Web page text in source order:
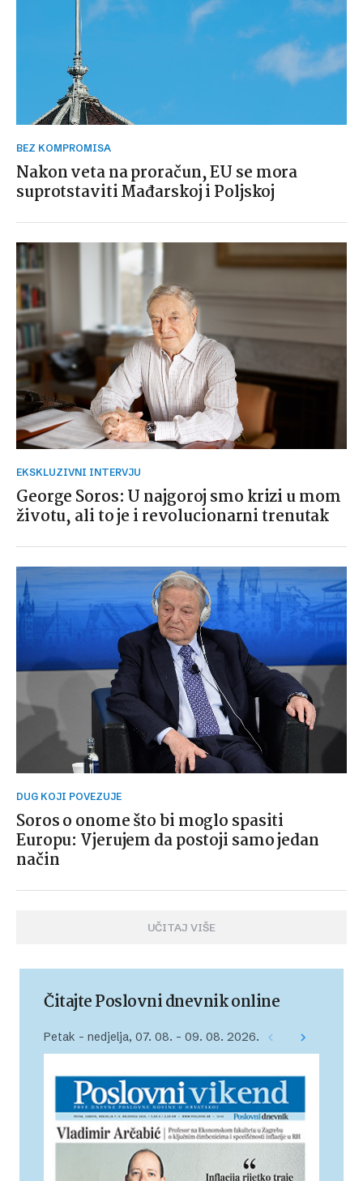
BEZ KOMPROMISA
Nakon veta na proračun, EU se mora
suprotstaviti Mađarskoj i Poljskoj
EKSKLUZIVNI INTERVJU
George Soros: U najgoroj smo krizi u mom
životu, ali to je i revolucionarni trenutak
DUG KOJI POVEZUJE
Soros o onome što bi moglo spasiti
Europu: Vjerujem da postoji samo jedan
način
UČITAJ VIŠE
Čitajte Poslovni dnevnik online
Petak – nedjelja, 07. 08. – 09. 08. 2026.